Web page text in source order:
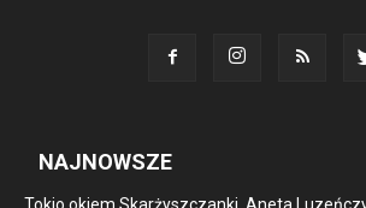
NAJNOWSZE